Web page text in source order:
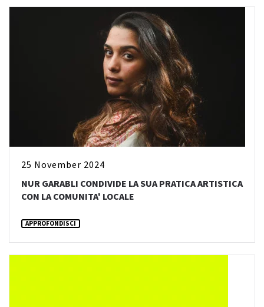
25 November 2024
NUR GARABLI CONDIVIDE LA SUA PRATICA ARTISTICA
CON LA COMUNITA' LOCALE
APPROFONDISCI